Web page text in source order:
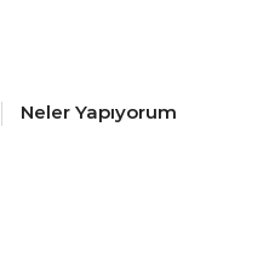
Neler Yapıyorum